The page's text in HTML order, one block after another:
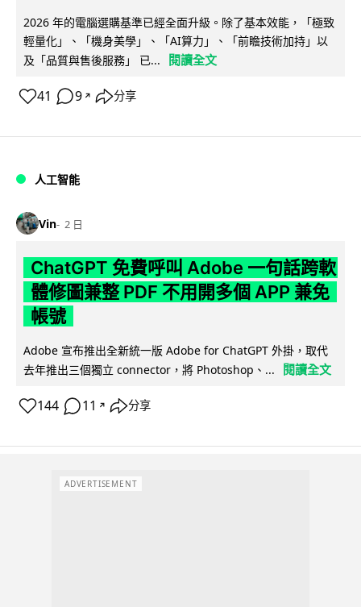
2026 年的電腦選購基準已經全面升級。除了基本效能，「極致
輕量化」、「機身美學」、「AI算力」、「前瞻技術加持」以
及「品質與售後服務」 已...
閱讀全文
41 9 ↗ 分享
人工智能
Vin 2 日
ChatGPT 免費呼叫 Adobe 一句話跨軟
體修圖兼整 PDF 不用開多個 APP 兼免
帳號
Adobe 宣布推出全新統一版 Adobe for ChatGPT 外掛，取代
去年推出三個獨立 connector，將 Photoshop、...
閱讀全文
144 11 ↗ 分享
ADVERTISEMENT